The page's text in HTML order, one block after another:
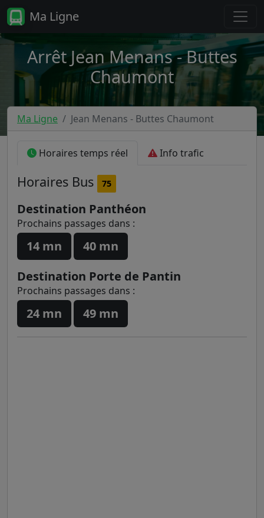
Ma Ligne
Arrêt Jean Menans - Buttes
Chaumont
Ma Ligne Jean Menans - Buttes Chaumont
Horaires temps réel Info trafic
Horaires Bus 75
Destination Panthéon
Prochains passages dans :
14 mn
40 mn
Destination Porte de Pantin
Prochains passages dans :
24 mn 49 mn